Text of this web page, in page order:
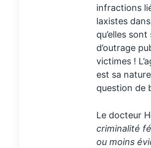
infractions
laxistes
qu’elles
d’outrage
victimes !
est sa
question de
Le docteur
criminalité
ou moins